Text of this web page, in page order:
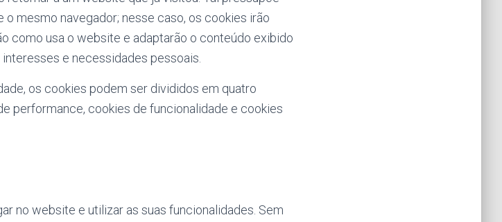
mesmo navegador; nesse caso, os cookies irão
como usa o website e adaptarão o conteúdo exibido
e necessidades pessoais.
os cookies podem ser divididos em quatro
performance, cookies de funcionalidade e cookies
no website e utilizar as suas funcionalidades. Sem